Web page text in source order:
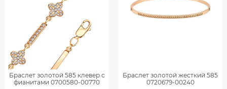
Браслет золотой 585 клевер с
фианитами 0700580-00770
Браслет золотой жесткий 585
0720679-00240